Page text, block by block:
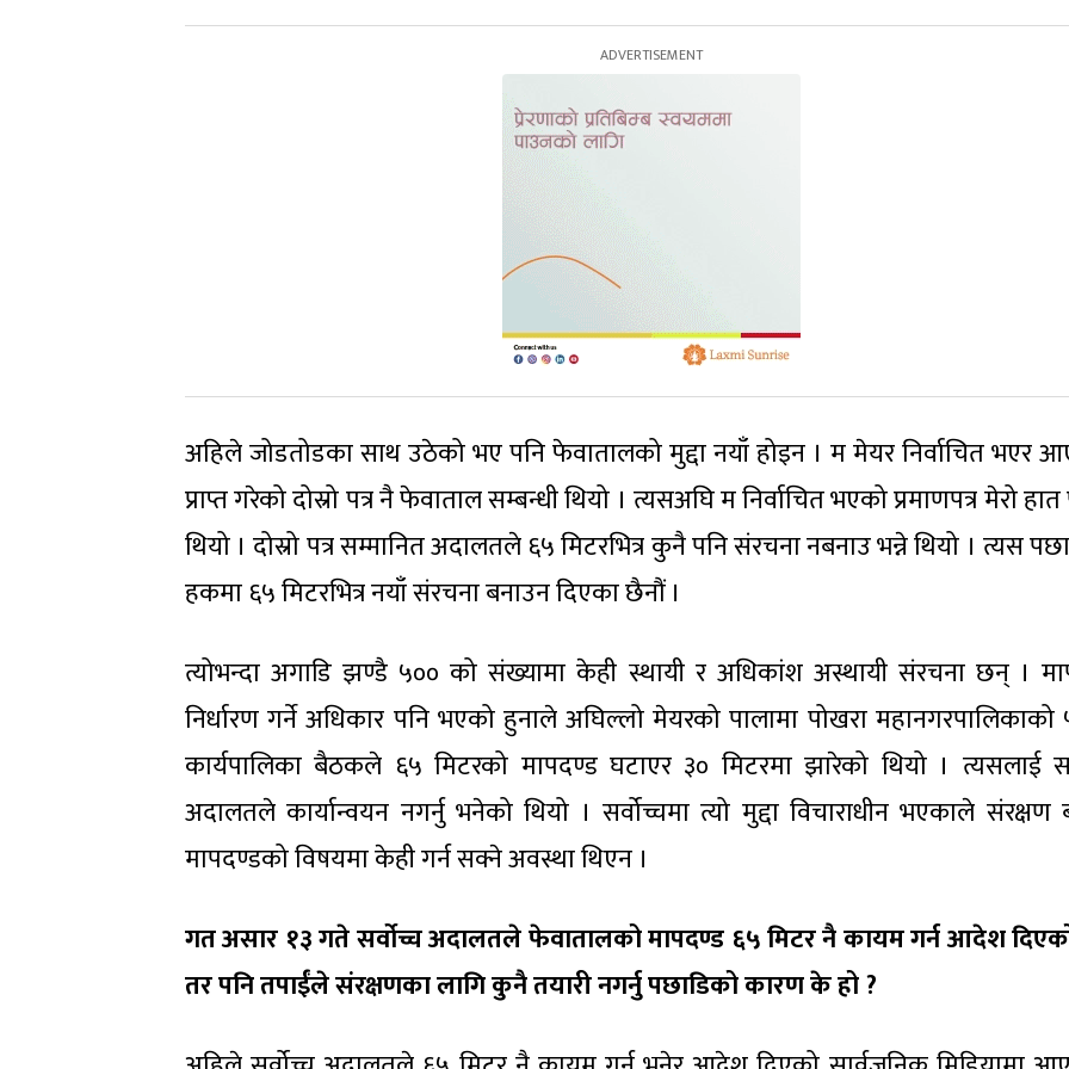
अहिले जोडतोडका साथ उठेको भए पनि फेवातालको मुद्दा नयाँ होइन । म मेयर निर्वाचित भएर
प्राप्त गरेको दोस्रो पत्र नै फेवाताल सम्बन्धी थियो । त्यसअघि म निर्वाचित भएको प्रमाणपत्र मेरो
थियो । दोस्रो पत्र सम्मानित अदालतले ६५ मिटरभित्र कुनै पनि संरचना नबनाउ भन्ने थियो । त्यस
हकमा ६५ मिटरभित्र नयाँ संरचना बनाउन दिएका छैनौं ।
त्योभन्दा अगाडि झण्डै ५०० को संख्यामा केही स्थायी र अधिकांश अस्थायी संरचना छन् ।
निर्धारण गर्ने अधिकार पनि भएको हुनाले अघिल्लो मेयरको पालामा पोखरा
कार्यपालिका बैठकले ६५ मिटरको मापदण्ड घटाएर ३० मिटरमा झारेको थियो । त्यसलाई
अदालतले कार्यान्वयन नगर्नु भनेको थियो । सर्वोच्चमा त्यो मुद्दा विचाराधीन भएकाले संरक्षण
मापदण्डको विषयमा केही गर्न सक्ने अवस्था थिएन ।
गत असार १३ गते सर्वोच्च अदालतले फेवातालको मापदण्ड ६५ मिटर नै कायम गर्न आदेश
तर पनि तपाईंले संरक्षणका लागि कुनै तयारी नगर्नु पछाडिको कारण के हो ?